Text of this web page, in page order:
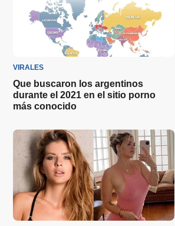
VIRALES
Que buscaron los argentinos
durante el 2021 en el sitio porno
más conocido